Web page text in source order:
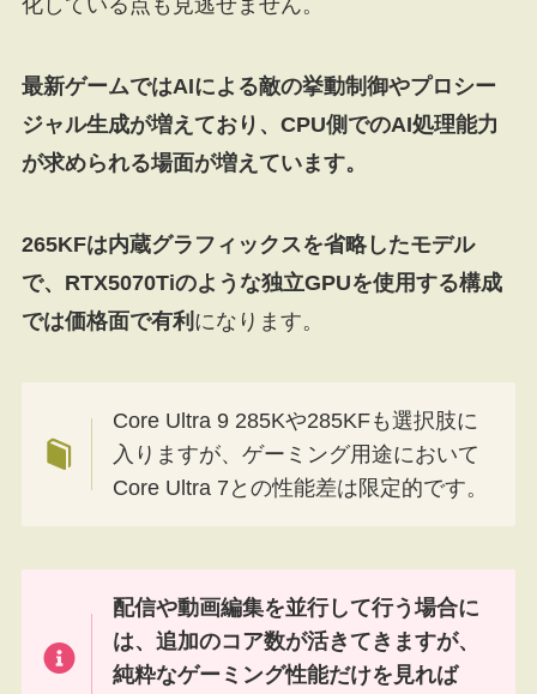
最新ゲームではAIによる敵の挙動制御やプロシー
ジャル生成が増えており、CPU側でのAI処理能力
が求められる場面が増えています。
265KFは内蔵グラフィックスを省略したモデル
で、RTX5070Tiのような独立GPUを使用する構成
では価格面で有利 になります。
Core Ultra 9 285Kや285KFも選択肢に
入りますが、ゲーミング用途において
Core Ultra 7との性能差は限定的です。
配信や動画編集を並行して行う場合に
は、追加のコア数が活きてきますが、
純粋なゲーミング性能だけを見れば